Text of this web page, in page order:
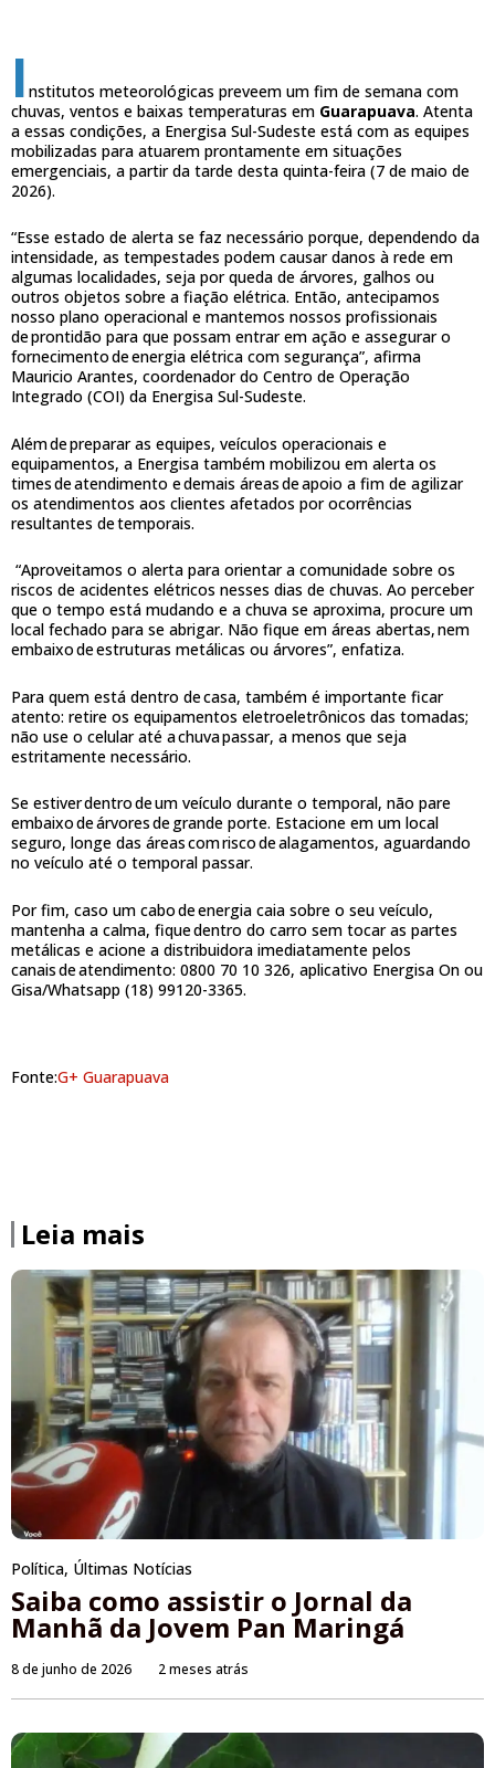
I nstitutos meteorológicas preveem um fim de semana com
chuvas, ventos e baixas temperaturas em Guarapuava. Atenta
a essas condições, a Energisa Sul-Sudeste está com as equipes
mobilizadas para atuarem prontamente em situações
emergenciais, a partir da tarde desta quinta-feira (7 de maio de
2026).
“Esse estado de alerta se faz necessário porque, dependendo da
intensidade, as tempestades podem causar danos à rede em
algumas localidades, seja por queda de árvores, galhos ou
outros objetos sobre a fiação elétrica. Então, antecipamos
nosso plano operacional e mantemos nossos profissionais
de prontidão para que possam entrar em ação e assegurar o
fornecimento de energia elétrica com segurança”, afirma
Mauricio Arantes, coordenador do Centro de Operação
Integrado (COI) da Energisa Sul-Sudeste.
Além de preparar as equipes, veículos operacionais e
equipamentos, a Energisa também mobilizou em alerta os
times de atendimento e demais áreas de apoio a fim de agilizar
os atendimentos aos clientes afetados por ocorrências
resultantes de temporais.
“Aproveitamos o alerta para orientar a comunidade sobre os
riscos de acidentes elétricos nesses dias de chuvas. Ao perceber
que o tempo está mudando e a chuva se aproxima, procure um
local fechado para se abrigar. Não fique em áreas abertas, nem
embaixo de estruturas metálicas ou árvores”, enfatiza.
Para quem está dentro de casa, também é importante ficar
atento: retire os equipamentos eletroeletrônicos das tomadas;
não use o celular até a chuva passar, a menos que seja
estritamente necessário.
Se estiver dentro de um veículo durante o temporal, não pare
embaixo de árvores de grande porte. Estacione em um local
seguro, longe das áreas com risco de alagamentos, aguardando
no veículo até o temporal passar.
Por fim, caso um cabo de energia caia sobre o seu veículo,
mantenha a calma, fique dentro do carro sem tocar as partes
metálicas e acione a distribuidora imediatamente pelos
canais de atendimento: 0800 70 10 326, aplicativo Energisa On ou
Gisa/Whatsapp (18) 99120-3365.
Fonte:G+ Guarapuava
Leia mais
Política, Últimas Notícias
Saiba como assistir o Jornal da
Manhã da Jovem Pan Maringá
8 de junho de 2026 2 meses atrás